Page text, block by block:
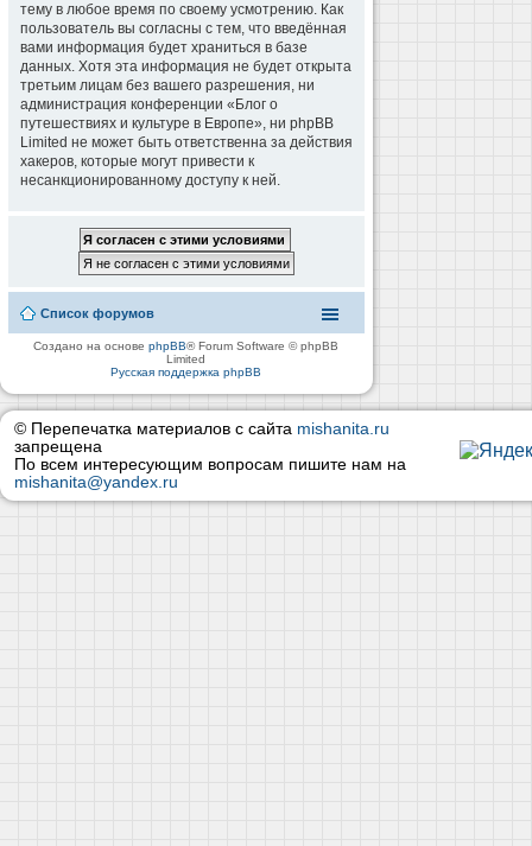
тему в любое время по своему усмотрению. Как
пользователь вы согласны с тем, что введённая
вами информация будет храниться в базе
данных. Хотя эта информация не будет открыта
третьим лицам без вашего разрешения, ни
администрация конференции «Блог о
путешествиях и культуре в Европе», ни phpBB
Limited не может быть ответственна за действия
хакеров, которые могут привести к
несанкционированному доступу к ней.
Список форумов
Создано на основеphpBB® Forum Software © phpBB
Limited
Русская поддержка phpBB
© Перепечатка материалов с сайта mishanita.ru
запрещена
По всем интересующим вопросам пишите нам на
mishanita@yandex.ru